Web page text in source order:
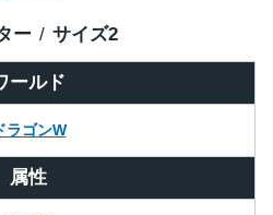
ールド
ラゴンW
ー サイズ2
属性